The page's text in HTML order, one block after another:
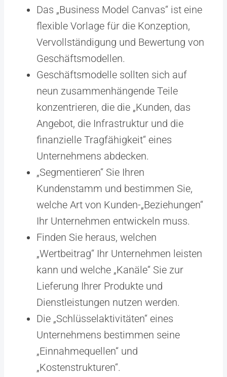
Das „Business Model Canvas“ ist eine
flexible Vorlage für die Konzeption,
Vervollständigung und Bewertung von
Geschäftsmodellen.
Geschäftsmodelle sollten sich auf
neun zusammenhängende Teile
konzentrieren, die die „Kunden, das
Angebot, die Infrastruktur und die
finanzielle Tragfähigkeit“ eines
Unternehmens abdecken.
„Segmentieren“ Sie Ihren
Kundenstamm und bestimmen Sie,
welche Art von Kunden-„Beziehungen“
Ihr Unternehmen entwickeln muss.
Finden Sie heraus, welchen
„Wertbeitrag“ Ihr Unternehmen leisten
kann und welche „Kanäle“ Sie zur
Lieferung Ihrer Produkte und
Dienstleistungen nutzen werden.
Die „Schlüsselaktivitäten“ eines
Unternehmens bestimmen seine
„Einnahmequellen“ und
„Kostenstrukturen“.